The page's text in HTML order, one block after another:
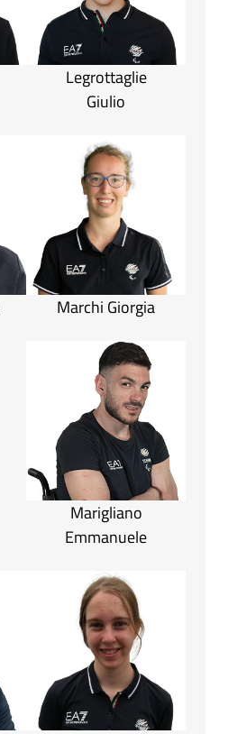
Legrottaglie
Giulio
Marchi Giorgia
Marigliano
Emmanuele